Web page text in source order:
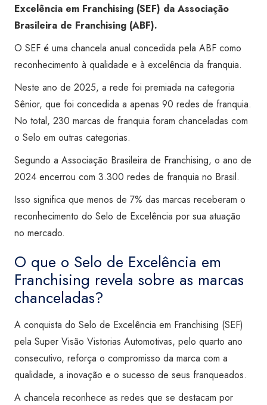
Excelência em Franchising (SEF) da Associação
Brasileira de Franchising (ABF).
O SEF é uma chancela anual concedida pela ABF como
reconhecimento à qualidade e à excelência da franquia.
Neste ano de 2025, a rede foi premiada na categoria
Sênior, que foi concedida a apenas 90 redes de franquia.
No total, 230 marcas de franquia foram chanceladas com
o Selo em outras categorias.
Segundo a Associação Brasileira de Franchising, o ano de
2024 encerrou com 3.300 redes de franquia no Brasil.
Isso significa que menos de 7% das marcas receberam o
reconhecimento do Selo de Excelência por sua atuação
no mercado.
O que o Selo de Excelência em
Franchising revela sobre as marcas
chanceladas?
A conquista do Selo de Excelência em Franchising (SEF)
pela Super Visão Vistorias Automotivas, pelo quarto ano
consecutivo, reforça o compromisso da marca com a
qualidade, a inovação e o sucesso de seus franqueados.
A chancela reconhece as redes que se destacam por